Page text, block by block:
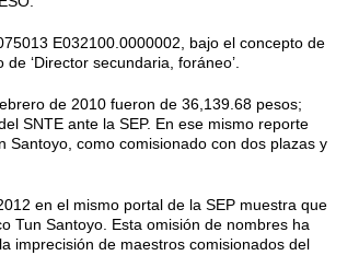
E032100.0000002, bajo el concepto de
‘Di­rector secundaria, foráneo’.
de 2010 fueron de 36,139.68 pe­sos;
SNTE ante la SEP. En ese mismo reporte
como comisionado con dos plazas y
en el mismo portal de la SEP muestra que
Tun Santoyo. Esta omisión de nombres ha
im­precisión de maestros comisiona­dos del